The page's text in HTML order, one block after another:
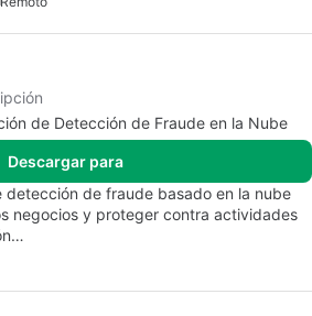
de Detección de Fraude en la Nube
Descargar para
detección de fraude basado en la nube
negocios y proteger contra actividades